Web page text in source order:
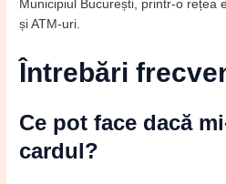
Municipiul București, printr-o rețea
și ATM-uri.
Întrebări
Ce pot face dacă
cardul?